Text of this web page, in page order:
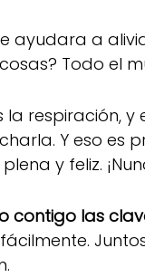
a
Todo el
respiración,
Y eso
y feliz.
contigo las